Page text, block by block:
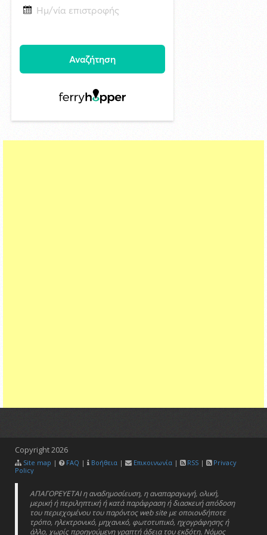
Copyright2026
Site map | FAQ | Βοήθεια | Επικοινωνία | RSS |
Privacy
Policy
ΑΠΑΓΟΡΕΥΕΤΑΙ η αναδημοσίευση, η αναπαραγωγή, ολική,
μερική ή περιληπτική ή κατά παράφραση ή διασκευή απόδοση
του περιεχομένου του παρόντος web site με οποιονδήποτε
τρόπο, ηλεκτρονικό, μηχανικό, φωτοτυπικό, ηχογράφησης ή
άλλο, χωρίς προηγούμενη γραπτή άδεια του εκδότη. Νόμος